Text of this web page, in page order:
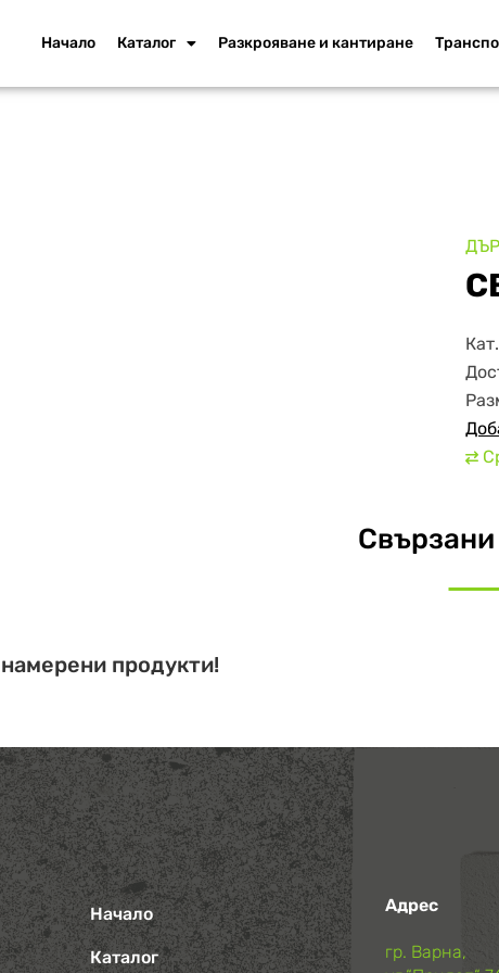
Начало Каталог Разкрояване и кантиране
⇄
продукти!
Начало
Каталог
Адрес
гр. Варна,